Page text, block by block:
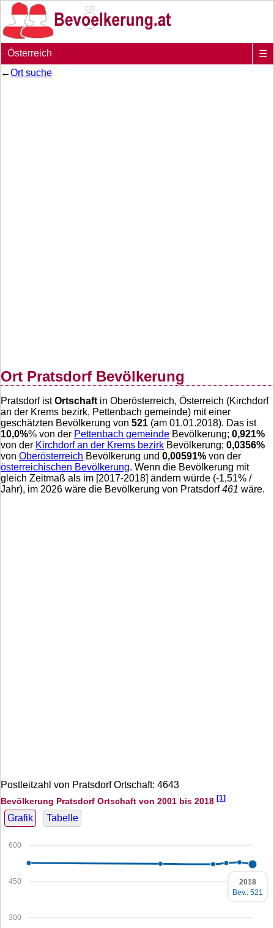
Österreich
☰
←Ort suche
Ort Pratsdorf Bevölkerung
Pratsdorf istOrtschaft in Oberösterreich, Österreich (Kirchdorf
an der Krems bezirk, Pettenbach gemeinde) mit einer
geschätzten Bevölkerung von 521 (am 01.01.2018). Das ist
10,0%% von der Pettenbach gemeinde Bevölkerung; 0,921%
von der Kirchdorf an der Krems bezirk Bevölkerung; 0,0356%
von Oberösterreich Bevölkerung und 0,00591% von der
österreichischen Bevölkerung. Wenn die Bevölkerung mit
gleich Zeitmaß als im [2017-2018] ändern würde (-1,51% /
Jahr), im 2026 wäre die Bevölkerung von Pratsdorf461 wäre.
Postleitzahl von Pratsdorf Ortschaft: 4643
Bevölkerung Pratsdorf Ortschaft von 2001 bis 2018 [1]
Grafik Tabelle
300
450
600
2018
Bev.: 521